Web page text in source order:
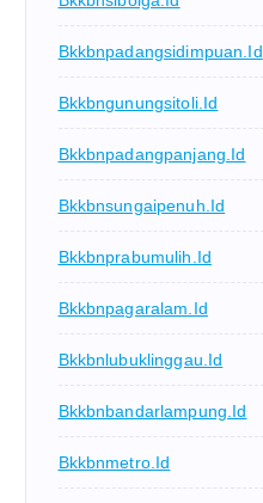
Bkkbnpadangsidimpuan.id
Bkkbngunungsitoli.id
Bkkbnpadangpanjang.id
Bkkbnsungaipenuh.id
Bkkbnprabumulih.id
Bkkbnpagaralam.id
Bkkbnlubuklinggau.id
Bkkbnbandarlampung.id
Bkkbnmetro.id